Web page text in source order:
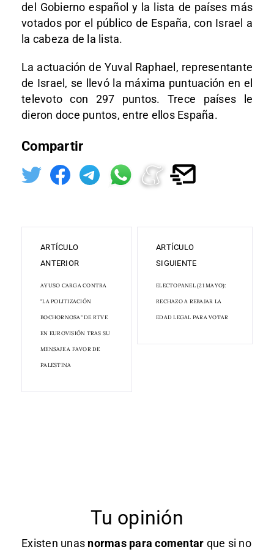
del Gobierno español y la lista de países más
votados por el público de España, con Israel a
la cabeza de la lista.
La actuación de Yuval Raphael, representante
de Israel, se llevó la máxima puntuación en el
televoto con 297 puntos. Trece países le
dieron doce puntos, entre ellos España.
Compartir
ARTÍCULO
ANTERIOR
AYUSO CARGA CONTRA
"LA POLITIZACIÓN
BOCHORNOSA" DE RTVE
EN EUROVISIÓN TRAS SU
MENSAJE A FAVOR DE
PALESTINA
ARTÍCULO
SIGUIENTE
ELECTOPANEL (21 MAYO):
RECHAZO A REBAJAR LA
EDAD LEGAL PARA VOTAR
Tu opinión
Existen unas normas para comentar que si no